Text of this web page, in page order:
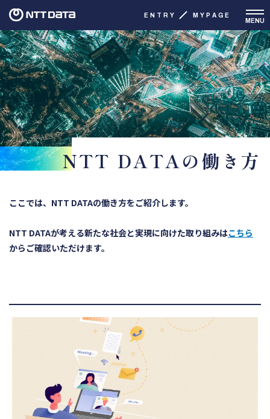
ENTRY
MYPAGE
MENU
NTT DATAの働き方
ここでは、NTT DATAの働き方をご紹介します。
NTT DATAが考える新たな社会と実現に向けた取り組みはこちら
からご確認いただけます。